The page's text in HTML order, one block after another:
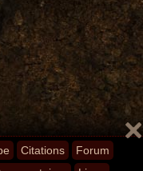
Citations
Forum